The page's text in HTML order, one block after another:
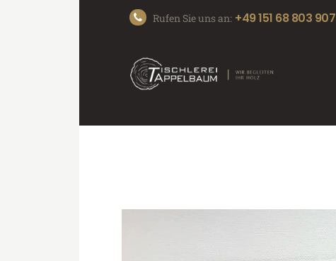
Rufen Sie uns an: +49 151 68 803 907